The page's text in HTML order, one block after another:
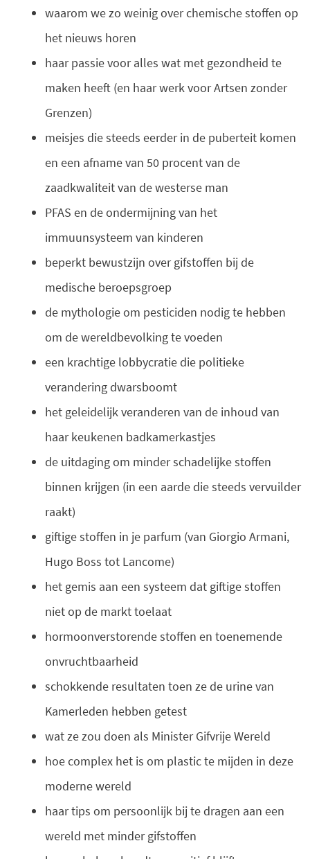
waarom we zo weinig over chemische stoffen op
het nieuws horen
haar passie voor alles wat met gezondheid te
maken heeft (en haar werk voor Artsen zonder
Grenzen)
meisjes die steeds eerder in de puberteit komen
en een afname van 50 procent van de
zaadkwaliteit van de westerse man
PFAS en de ondermijning van het
immuunsysteem van kinderen
beperkt bewustzijn over gifstoffen bij de
medische beroepsgroep
de mythologie om pesticiden nodig te hebben
om de wereldbevolking te voeden
een krachtige lobbycratie die politieke
verandering dwarsboomt
het geleidelijk veranderen van de inhoud van
haar keukenen badkamerkastjes
de uitdaging om minder schadelijke stoffen
binnen krijgen (in een aarde die steeds vervuilder
raakt)
giftige stoffen in je parfum (van Giorgio Armani,
Hugo Boss tot Lancome)
het gemis aan een systeem dat giftige stoffen
niet op de markt toelaat
hormoonverstorende stoffen en toenemende
onvruchtbaarheid
schokkende resultaten toen ze de urine van
Kamerleden hebben getest
wat ze zou doen als Minister Gifvrije Wereld
hoe complex het is om plastic te mijden in deze
moderne wereld
haar tips om persoonlijk bij te dragen aan een
wereld met minder gifstoffen